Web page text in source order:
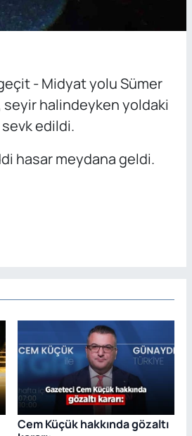
- Midyat yolu Sümer
seyir halindeyken yoldaki
edildi.
hasar meydana geldi.
Cem Küçük hakkında gözaltı